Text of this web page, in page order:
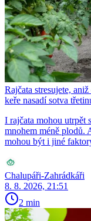
Rajčata stresujete,
keře nasadí sotva
I rajčata mohou utrpět
mnohem méně plodů.
mohou být i jiné
Chalupáři-Zahrádkáři
8. 8. 2026, 21:51
2 min